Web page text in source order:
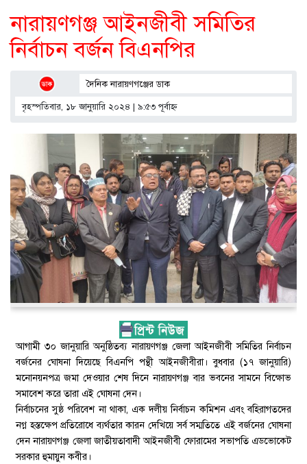
নারায়ণগঞ্জ আইনজীবী সমিতির
নির্বাচন বর্জন বিএনপির
দৈনিক নারায়ণগঞ্জের ডাক
বৃহস্পতিবার, ১৮ জানুয়ারি ২০২৪ | ৯:৫৩ পূর্বাহ্ণ
আগামী ৩০ জানুয়ারি অনুষ্ঠিতব্য নারায়ণগঞ্জ জেলা আইনজীবী সমিতির নির্বাচন
বর্জনের ঘোষনা দিয়েছে বিএনপি পন্থী আইনজীবীরা। বুধবার (১৭ জানুয়ারি)
মনোনয়নপত্র জমা দেওয়ার শেষ দিনে নারায়ণগঞ্জ বার ভবনের সামনে বিক্ষোভ
সমাবেশ করে তারা এই ঘোষনা দেন।
নির্বাচনের সুষ্ঠ পরিবেশ না থাকা, এক দলীয় নির্বাচন কমিশন এবং বহিরাগতদের
নগ্ন হস্তক্ষেপ প্রতিরোধে ব্যর্থতার কারন দেখিয়ে সর্ব সম্মতিতে এই বর্জনের ঘোষনা
দেন নারায়ণগঞ্জ জেলা জাতীয়তাবাদী আইনজীবী ফোরামের সভাপতি এডভোকেট
সরকার হুমায়ুন কবীর।